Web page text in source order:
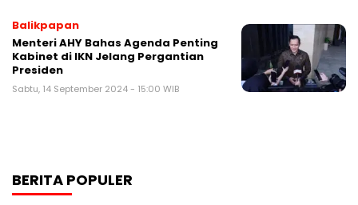
Balikpapan
Menteri AHY Bahas Agenda Penting
Kabinet di IKN Jelang Pergantian
Presiden
Sabtu, 14 September 2024 - 15:00 WIB
BERITA POPULER